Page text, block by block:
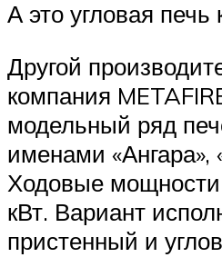
А это угловая
Другой
компания
модельный ряд
именами «Ангара»,
Ходовые
кВт. Вариант
пристенный и